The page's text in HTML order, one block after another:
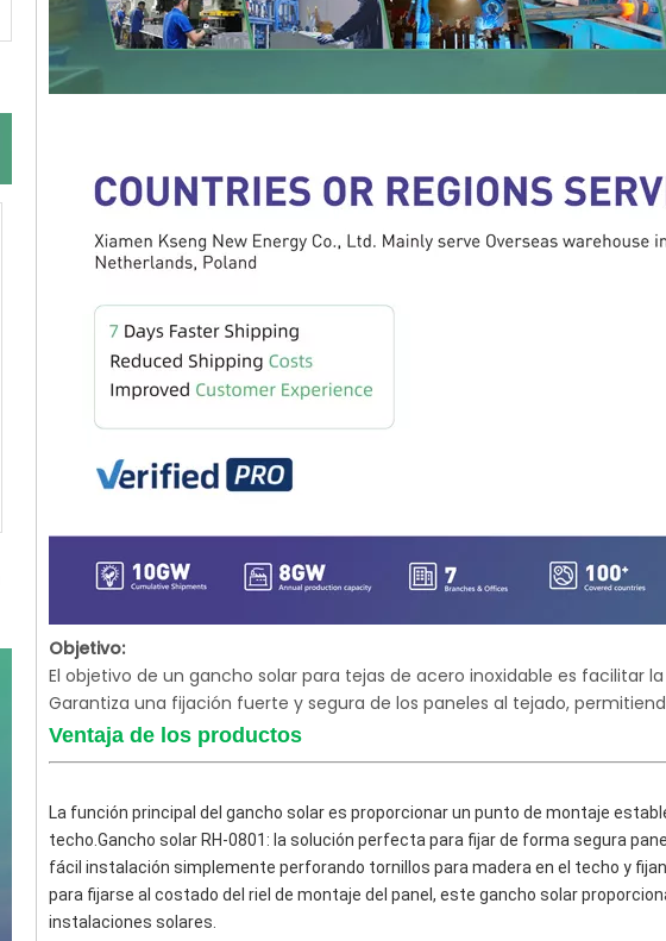
aluminio con techo de asfalto
gancho gancho de montaje solar
Objetivo:
El objetivo de un gancho solar para tejas de acero inoxidable es facilitar
Garantiza una fijación fuerte y segura de los paneles al tejado,
Ventaja de los productos
La función principal del gancho solar es proporcionar un punto de montaje
techo.Gancho solar RH-0801: la solución perfecta para fijar de forma segura
fácil instalación simplemente perforando tornillos para madera en el techo y
para fijarse al costado del riel de montaje del panel, este gancho solar
instalaciones solares.